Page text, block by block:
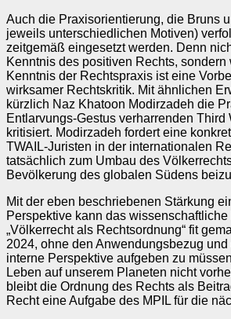
Auch die Praxisorientierung, die Bruns
jeweils unterschiedlichen Motiven)
zeitgemäß eingesetzt werden. Denn
Kenntnis des positiven Rechts,
Kenntnis der Rechtspraxis ist eine
wirksamer Rechtskritik. Mit ähnlichen
kürzlich Naz Khatoon Modirzadeh die
Entlarvungs-Gestus verharrenden Third
kritisiert. Modirzadeh fordert eine
TWAIL-Juristen in der internationalen
tatsächlich zum Umbau des
Bevölkerung des globalen Südens
Mit der eben beschriebenen Stärkung
Perspektive kann das wissenschaftliche
„Völkerrecht als Rechtsordnung“ fit
2024, ohne den Anwendungsbezug
interne Perspektive aufgeben zu
Leben auf unserem Planeten nicht
bleibt die Ordnung des Rechts als
Recht eine Aufgabe des MPIL für die